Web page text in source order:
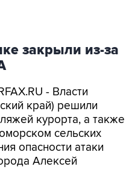
закрыли из-за
- Власти
край) решили
курорта, а также
сельских
опасности атаки
Алексей